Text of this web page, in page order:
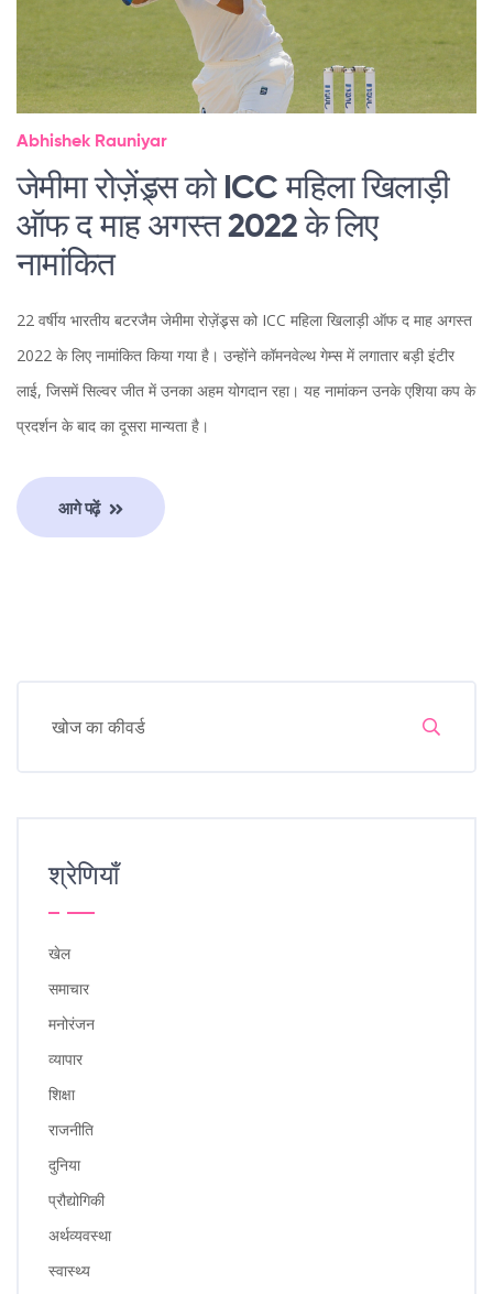
Abhishek Rauniyar
जेमीमा रोज़ेंड्र्स को ICC महिला खिलाड़ी
ऑफ द माह अगस्त 2022 के लिए
नामांकित
22 वर्षीय भारतीय बटरजैम जेमीमा रोज़ेंड्र्स को ICC महिला खिलाड़ी ऑफ द माह अगस्त
2022 के लिए नामांकित किया गया है। उन्होंने कॉमनवेल्थ गेम्स में लगातार बड़ी इंटीर
लाई, जिसमें सिल्वर जीत में उनका अहम योगदान रहा। यह नामांकन उनके एशिया कप के
प्रदर्शन के बाद का दूसरा मान्यता है।
आगे पढ़ें
श्रेणियाँ
खेल
समाचार
मनोरंजन
व्यापार
शिक्षा
राजनीति
दुनिया
प्रौद्योगिकी
अर्थव्यवस्था
स्वास्थ्य